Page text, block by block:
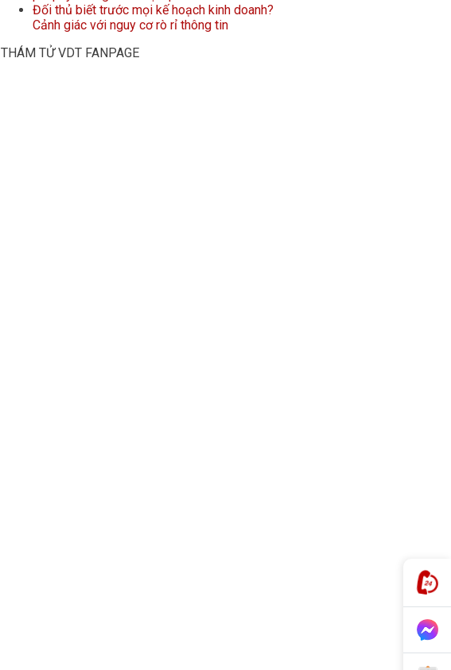
Đối thủ biết trước mọi kế hoạch kinh doanh?
Cảnh giác với nguy cơ rò rỉ thông tin
THÁM TỬ VDT FANPAGE